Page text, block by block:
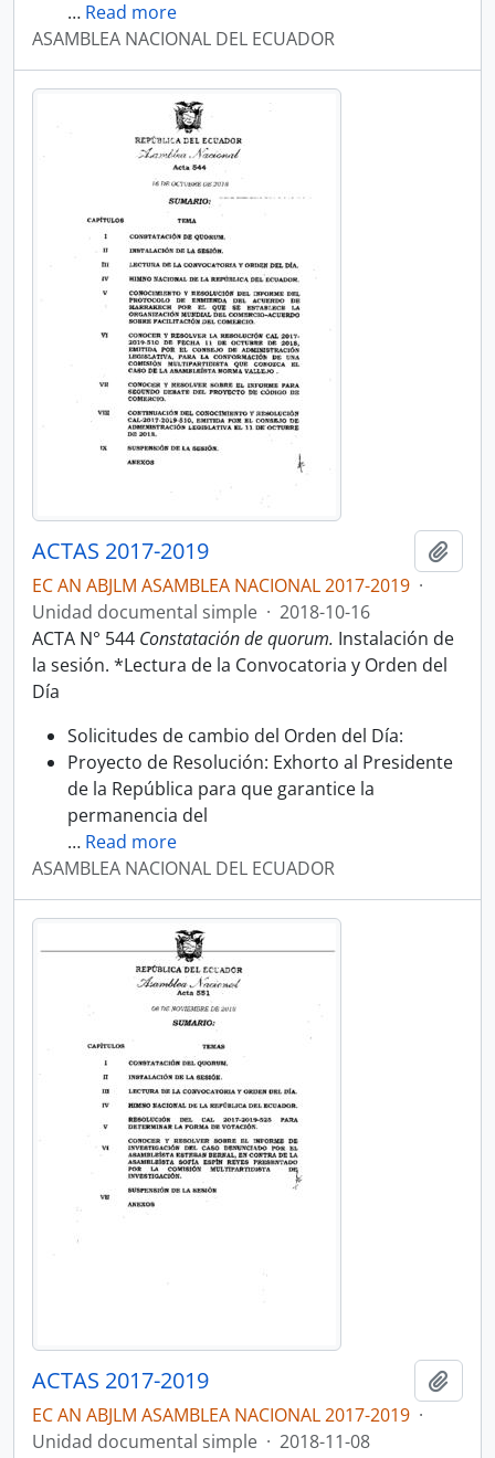
… Read more
ASAMBLEA NACIONAL DEL ECUADOR
ACTAS 2017-2019
EC AN ABJLM ASAMBLEA NACIONAL 2017-2019 ·
Unidad documental simple · 2018-10-16
ACTA N° 544 Constatación de quorum. Instalación de
la sesión. *Lectura de la Convocatoria y Orden del
Día
Solicitudes de cambio del Orden del Día:
Proyecto de Resolución: Exhorto al Presidente
de la República para que garantice la
permanencia del
… Read more
ASAMBLEA NACIONAL DEL ECUADOR
ACTAS 2017-2019
EC AN ABJLM ASAMBLEA NACIONAL 2017-2019 ·
Unidad documental simple · 2018-11-08